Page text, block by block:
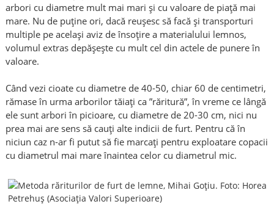
arbori cu diametre mult mai mari și cu valoare de piață mai
mare. Nu de puține ori, dacă reușesc să facă și transporturi
multiple pe același aviz de însoțire a materialului lemnos,
volumul extras depășește cu mult cel din actele de punere în
valoare.
Când vezi cioate cu diametre de 40-50, chiar 60 de centimetri,
rămase în urma arborilor tăiați ca ”răritură”, în vreme ce lângă
ele sunt arbori în picioare, cu diametre de 20-30 cm, nici nu
prea mai are sens să cauți alte indicii de furt. Pentru că în
niciun caz n-ar fi putut să fie marcați pentru exploatare copacii
cu diametrul mai mare înaintea celor cu diametrul mic.